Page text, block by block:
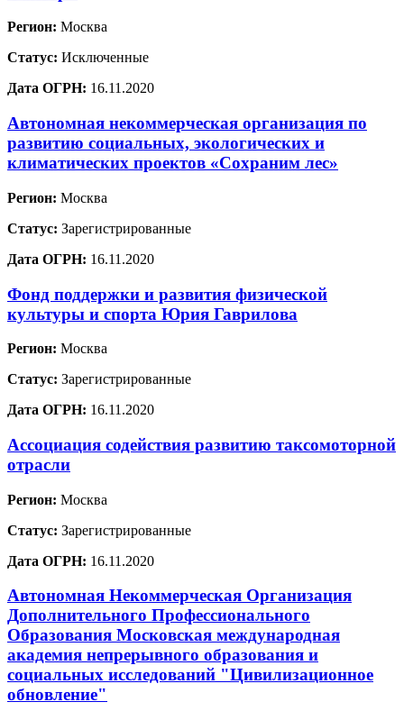
Регион: Москва
Статус: Исключенные
Дата ОГРН: 16.11.2020
Автономная некоммерческая организация по
развитию социальных, экологических и
климатических проектов «Сохраним лес»
Регион: Москва
Статус: Зарегистрированные
Дата ОГРН: 16.11.2020
Фонд поддержки и развития физической
культуры и спорта Юрия Гаврилова
Регион: Москва
Статус: Зарегистрированные
Дата ОГРН: 16.11.2020
Ассоциация содействия развитию таксомоторной
отрасли
Регион: Москва
Статус: Зарегистрированные
Дата ОГРН: 16.11.2020
Автономная Некоммерческая Организация
Дополнительного Профессионального
Образования Московская международная
академия непрерывного образования и
социальных исследований "Цивилизационное
обновление"